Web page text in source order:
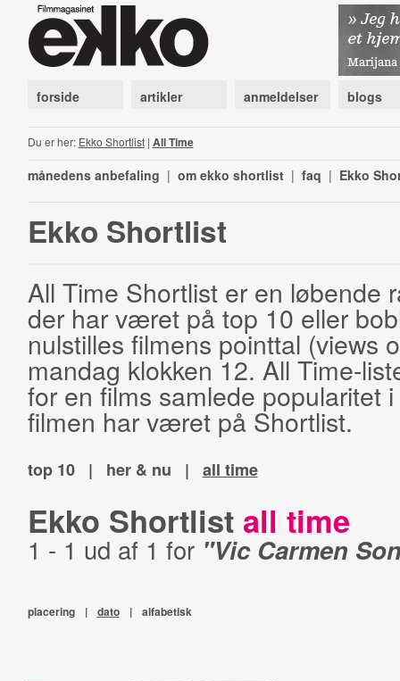
forside artikler anmeldelser blogs
Du er her: Ekko Shortlist| All Time
månedens anbefaling | om ekko shortlist | faq | Ekko
Ekko Shortlist
All Time Shortlist er en løbende
der har været på top 10 eller
nulstilles filmens pointtal (views
mandag klokken 12. All Time-
for en films samlede popularitet
filmen har været på Shortlist.
top 10 | her & nu | all time
Ekko Shortlist all time
1 - 1 ud af 1 for "Vic Carmen
placering | dato | alfabetisk